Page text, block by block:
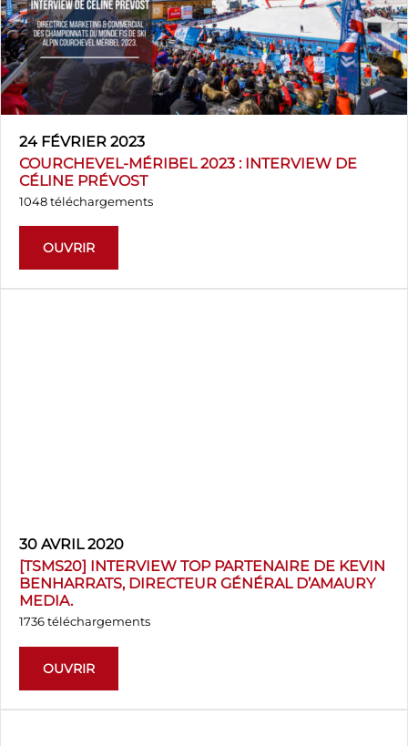
24 FÉVRIER 2023
COURCHEVEL-MÉRIBEL 2023 : INTERVIEW DE
CÉLINE PRÉVOST
1048 téléchargements
OUVRIR
30 AVRIL 2020
[TSMS20] INTERVIEW TOP PARTENAIRE DE KEVIN
BENHARRATS, DIRECTEUR GÉNÉRAL D’AMAURY
MEDIA.
1736 téléchargements
OUVRIR